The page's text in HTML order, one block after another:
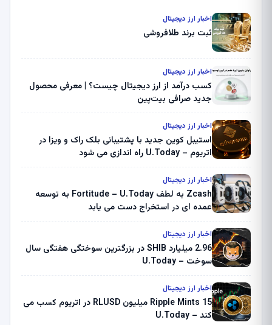
اخبار ارز دیجیتال
ثبت برند طلافروشی
اخبار ارز دیجیتال
کسب درآمد از ارز دیجیتال چیست؟ | معرفی محصول
جدید صرافی بیت‌پین
اخبار ارز دیجیتال
استیبل کوین جدید با پشتیبانی بلک راک و ویزا در
اتریوم – U.Today راه اندازی می شود
اخبار ارز دیجیتال
Zcash به لطف Fortitude – U.Today به توسعه
عمده ای در استخراج دست می یابد
اخبار ارز دیجیتال
2.96 میلیارد SHIB در بزرگترین سوختگی هفتگی سال
سوخت – U.Today
اخبار ارز دیجیتال
Ripple Mints 15 میلیون RLUSD در اتریوم کسب می
کند – U.Today